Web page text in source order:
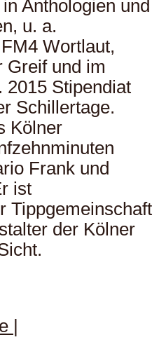
Anthologien und
u. a.
Wortlaut,
Greif und im
2015 Stipendiat
Schillertage.
Kölner
Frank und
ist
Tippgemeinschaft
der Kölner